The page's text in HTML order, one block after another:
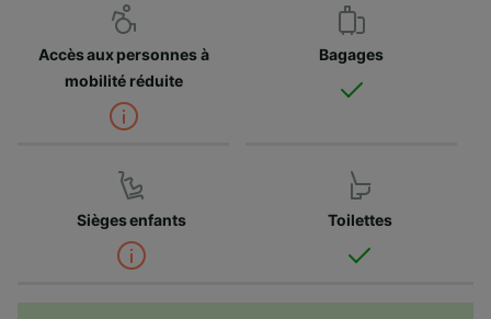
Accès aux personnes à
mobilité réduite
Bagages
Sièges enfants Toilettes